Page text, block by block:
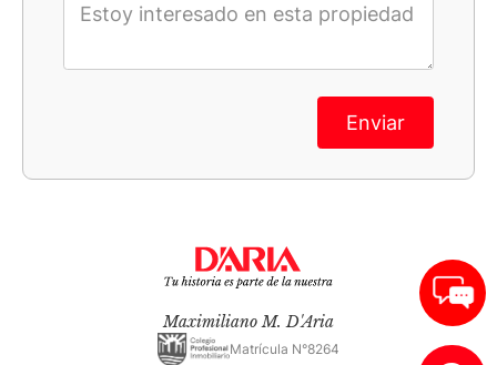
Enviar
Maximiliano M. D'Aria
Matrícula N°8264